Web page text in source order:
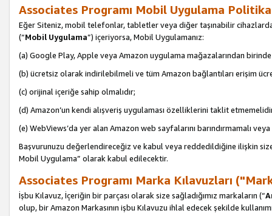
Associates Programı Mobil Uygulama
Eğer Siteniz, mobil telefonlar, tabletler veya diğer taşınabilir
(“Mobil Uygulama”) içeriyorsa, Mobil Uygulamanız:
(a) Google Play, Apple veya Amazon uygulama mağazalarından birinde
(b) ücretsiz olarak indirilebilmeli ve tüm Amazon bağlantıları erişim
(c) orijinal içeriğe sahip olmalıdır;
(d) Amazon’un kendi alışveriş uygulaması özelliklerini taklit
(e) WebViews’da yer alan Amazon web sayfalarını barındırmamalı
Başvurunuzu değerlendireceğiz ve kabul veya reddedildiğine ilişkin
Mobil Uygulama” olarak kabul edilecektir.
Associates Programı Marka Kılavuzları
İşbu Kılavuz, İçeriğin bir parçası olarak size sağladığımız markaların (“
olup, bir Amazon Markasının işbu Kılavuzu ihlal edecek şekilde